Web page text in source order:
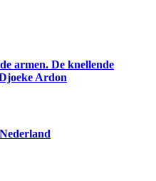
armen. De knellende
Ardon